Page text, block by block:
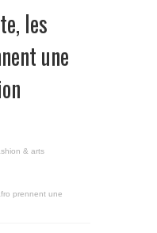
les
une
& arts
prennent une